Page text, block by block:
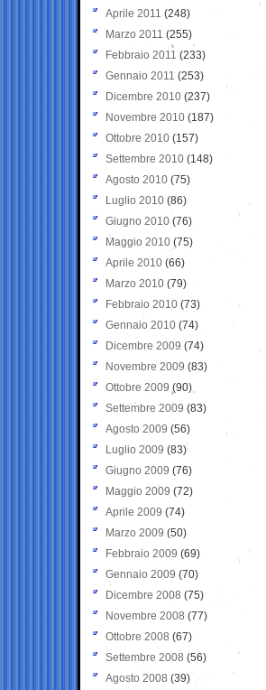
Aprile 2011 (248)
Marzo 2011 (255)
Febbraio 2011 (233)
Gennaio 2011 (253)
Dicembre 2010 (237)
Novembre 2010 (187)
Ottobre 2010 (157)
Settembre 2010 (148)
Agosto 2010 (75)
Luglio 2010 (86)
Giugno 2010 (76)
Maggio 2010 (75)
Aprile 2010 (66)
Marzo 2010 (79)
Febbraio 2010 (73)
Gennaio 2010 (74)
Dicembre 2009 (74)
Novembre 2009 (83)
Ottobre 2009 (90)
Settembre 2009 (83)
Agosto 2009 (56)
Luglio 2009 (83)
Giugno 2009 (76)
Maggio 2009 (72)
Aprile 2009 (74)
Marzo 2009 (50)
Febbraio 2009 (69)
Gennaio 2009 (70)
Dicembre 2008 (75)
Novembre 2008 (77)
Ottobre 2008 (67)
Settembre 2008 (56)
Agosto 2008 (39)